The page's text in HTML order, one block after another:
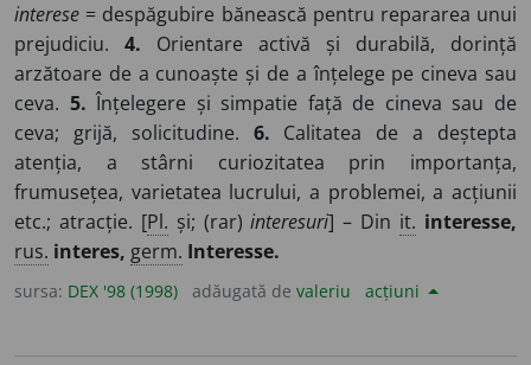
interese = despăgubire bănească pentru repararea unui
prejudiciu. 4. Orientare activă și durabilă, dorință
arzătoare de a cunoaște și de a înțelege pe cineva sau
ceva. 5. Înțelegere și simpatie față de cineva sau de
ceva; grijă, solicitudine. 6. Calitatea de a deștepta
atenția, a stârni curiozitatea prin importanța,
frumusețea, varietatea lucrului, a problemei, a acțiunii
etc.; atracție. [Pl. și; (rar)interesuri] – Din it. interesse,
rus. interes, germ. Interesse.
sursa: DEX '98 (1998) adăugată de valeriu acțiuni